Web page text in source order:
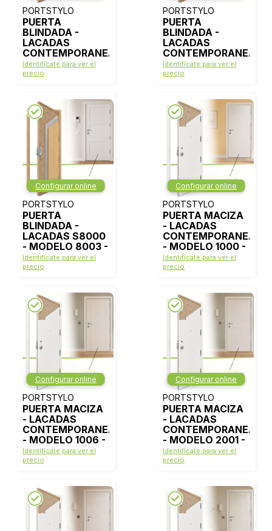
PORTSTYLO
PUERTA
BLINDADA -
LACADAS
CONTEMPORANEAS
- MODELO 2008 -
BLANCO LACA
Identifícate para ver el
precio
PORTSTYLO
PUERTA
BLINDADA -
LACADAS
CONTEMPORANEAS
- MODELO 2016 -
BLANCO LACA
Identifícate para ver el
precio
Configurar online
PORTSTYLO
PUERTA
BLINDADA -
LACADAS S8000
- MODELO 8003 -
BLANCO LACA
Identifícate para ver el
precio
Configurar online
PORTSTYLO
PUERTA MACIZA
- LACADAS
CONTEMPORANEAS
- MODELO 1000 -
BLANCO LACA
Identifícate para ver el
precio
Configurar online
PORTSTYLO
PUERTA MACIZA
- LACADAS
CONTEMPORANEAS
- MODELO 1006 -
BLANCO LACA
Identifícate para ver el
precio
Configurar online
PORTSTYLO
PUERTA MACIZA
- LACADAS
CONTEMPORANEAS
- MODELO 2001 -
BLANCO LACA
Identifícate para ver el
precio